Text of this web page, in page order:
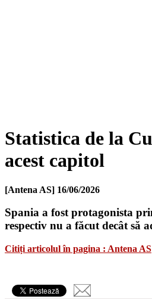
Statistica de la
acest capitol
[Antena AS] 16/06/2026
Spania a fost protagonista
respectiv nu a făcut decât să
Citiți articolul în pagina : Antena AS